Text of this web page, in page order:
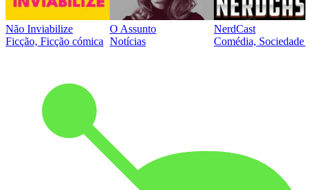
Não Inviabilize
Ficção, Ficção cómica
O Assunto
Notícias
NerdCast
Comédia, Sociedade